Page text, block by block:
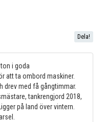
Dela!
i goda
att ta ombord maskiner.
drev med få gångtimmar.
tankrengjord 2018,
på land över vintern.